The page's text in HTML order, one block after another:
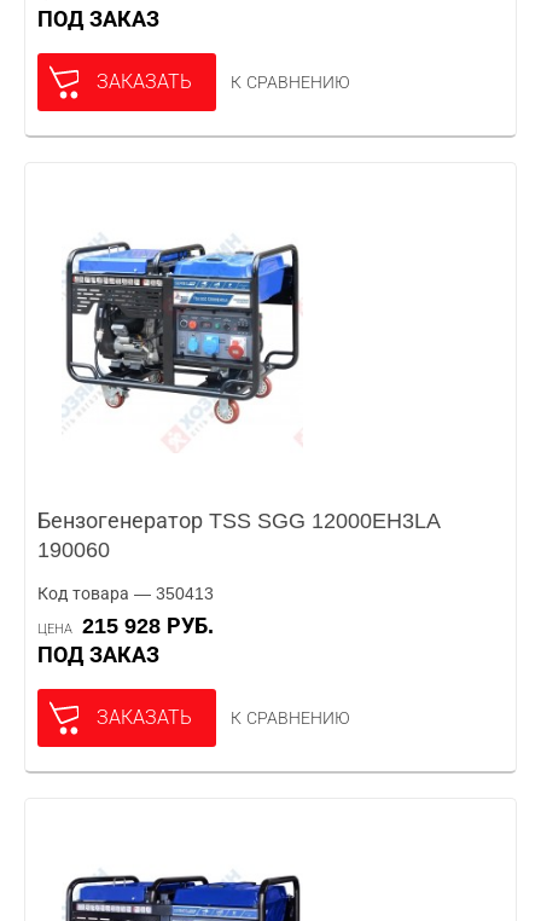
ПОД ЗАКАЗ
ЗАКАЗАТЬ К СРАВНЕНИЮ
Бензогенератор TSS SGG 12000EH3LA
190060
Код товара — 350413
ЦЕНА
215 928 РУБ.
ПОД ЗАКАЗ
ЗАКАЗАТЬ К СРАВНЕНИЮ